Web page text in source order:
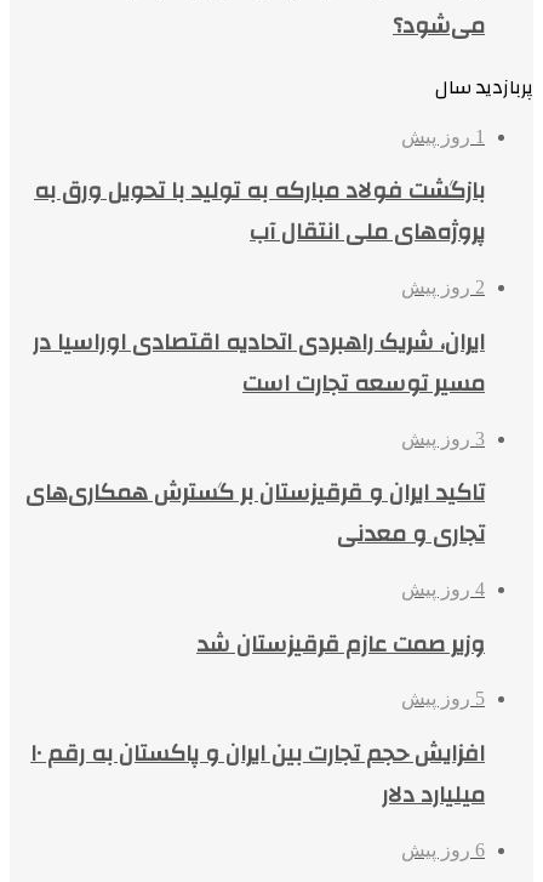
می‌شود؟
پربازدید سال
1 روز پیش
بازگشت فولاد مبارکه به تولید با تحویل ورق به
پروژه‌های ملی انتقال آب
2 روز پیش
ایران، شریک راهبردی اتحادیه اقتصادی اوراسیا در
مسیر توسعه تجارت است
3 روز پیش
تاکید ایران و قرقیزستان بر گسترش همکاری‌های
تجاری و معدنی
4 روز پیش
وزیر صمت عازم قرقیزستان شد
5 روز پیش
افزایش حجم تجارت بین ایران و پاکستان به رقم ۱۰
میلیارد دلار
6 روز پیش